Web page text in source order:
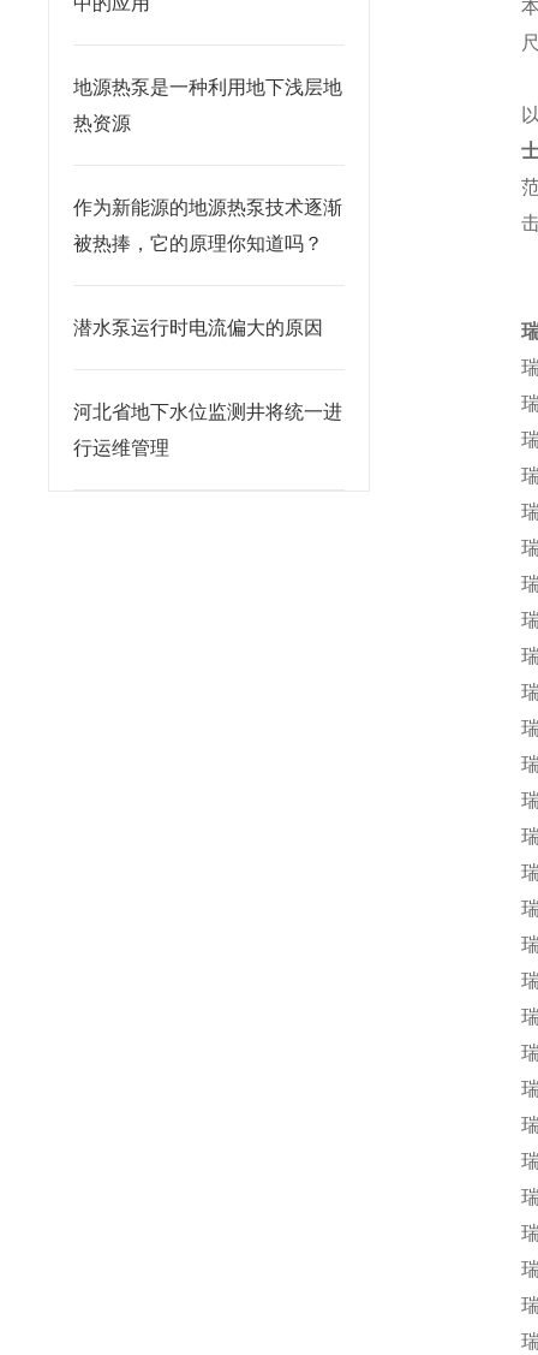
地源热泵是一种利用地下浅层地
热资源
作为新能源的地源热泵技术逐渐
被热捧，它的原理你知道吗？
潜水泵运行时电流偏大的原因
河北省地下水位监测井将统一进
行运维管理